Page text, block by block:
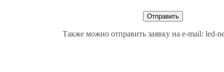
Также можно отправить заявку на e-mail: led-